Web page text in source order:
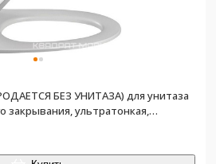
БЕЗ УНИТАЗА) для унитаза
закрывания, ультратонкая,